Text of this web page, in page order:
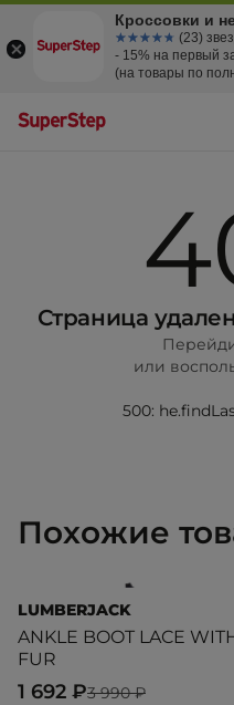
Страница
или
500:
Похожие
LUMBERJACK
ANKLE BOOT LACE
FUR
3 990 ₽
1 692 ₽
Кроссовки и
☆☆☆☆☆
★★★★★ (23)
- 15% на первый
(на товары по